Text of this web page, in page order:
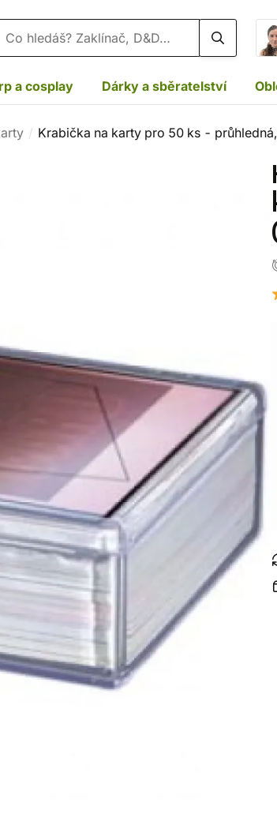
a cosplay Dárky a sběratelství
Krabička na karty pro 50 ks -